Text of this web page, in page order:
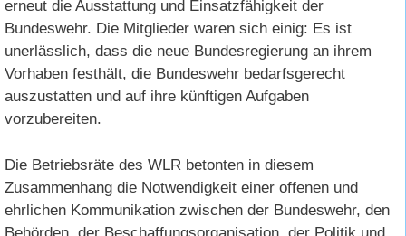
erneut die Ausstattung und Einsatzfähigkeit der
Bundeswehr. Die Mitglieder waren sich einig: Es ist
unerlässlich, dass die neue Bundesregierung an ihrem
Vorhaben festhält, die Bundeswehr bedarfsgerecht
auszustatten und auf ihre künftigen Aufgaben
vorzubereiten.
Die Betriebsräte des WLR betonten in diesem
Zusammenhang die Notwendigkeit einer offenen und
ehrlichen Kommunikation zwischen der Bundeswehr, den
Behörden, der Beschaffungsorganisation, der Politik und